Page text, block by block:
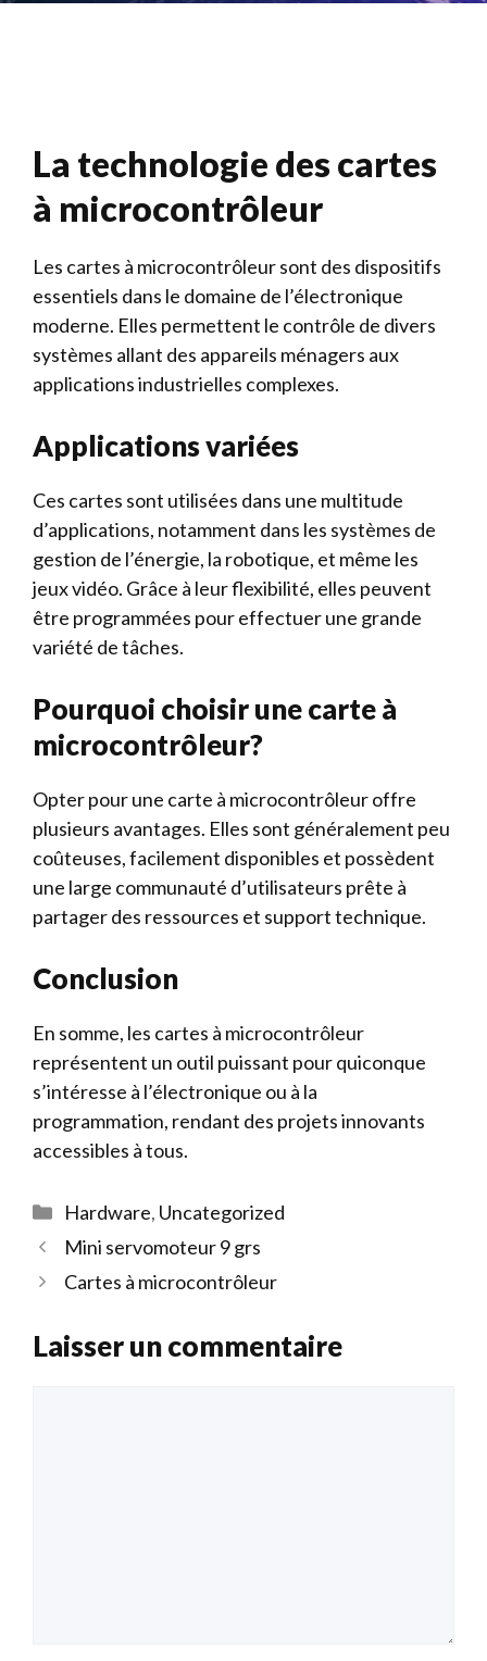
La technologie des cartes
à microcontrôleur
Les cartes à microcontrôleur sont des dispositifs
essentiels dans le domaine de l’électronique
moderne. Elles permettent le contrôle de divers
systèmes allant des appareils ménagers aux
applications industrielles complexes.
Applications variées
Ces cartes sont utilisées dans une multitude
d’applications, notamment dans les systèmes de
gestion de l’énergie, la robotique, et même les
jeux vidéo. Grâce à leur flexibilité, elles peuvent
être programmées pour effectuer une grande
variété de tâches.
Pourquoi choisir une carte à
microcontrôleur?
Opter pour une carte à microcontrôleur offre
plusieurs avantages. Elles sont généralement peu
coûteuses, facilement disponibles et possèdent
une large communauté d’utilisateurs prête à
partager des ressources et support technique.
Conclusion
En somme, les cartes à microcontrôleur
représentent un outil puissant pour quiconque
s’intéresse à l’électronique ou à la
programmation, rendant des projets innovants
accessibles à tous.
Catégories
Hardware, Uncategorized
Mini servomoteur 9 grs
Cartes à microcontrôleur
Laisser un commentaire